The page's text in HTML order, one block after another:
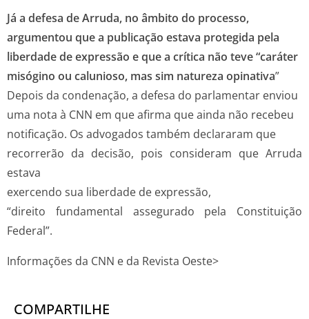
Já a defesa de Arruda, no âmbito do processo,
argumentou que a publicação estava protegida pela
liberdade de expressão e que a crítica não teve “caráter
misógino ou calunioso, mas sim natureza opinativa”
Depois da condenação, a defesa do parlamentar enviou
uma nota à CNN em que afirma que ainda não recebeu
notificação. Os advogados também declararam que
recorrerão da decisão, pois consideram que Arruda
estava
exercendo sua liberdade de expressão,
“direito fundamental assegurado pela Constituição
Federal”.
Informações da CNN e da Revista Oeste>
COMPARTILHE